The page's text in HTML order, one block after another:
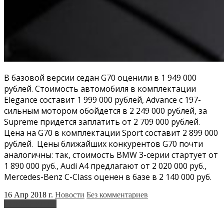
В базовой версии седан G70 оценили в 1 949 000
рублей. Стоимость автомобиля в комплектации
Elegance составит 1 999 000 рублей, Advance с 197-
сильным мотором обойдется в 2 249 000 рублей, за
Supreme придется заплатить от 2 709 000 рублей.
Цена на G70 в комплектации Sport составит 2 899 000
рублей. Цены ближайших конкурентов G70 почти
аналогичны: так, стоимость BMW 3-серии стартует от
1 890 000 руб., Audi А4 предлагают от 2 020 000 руб.,
Mercedes-Benz C-Class оценен в базе в 2 140 000 руб.
16 Апр 2018 г. Новости Без комментариев